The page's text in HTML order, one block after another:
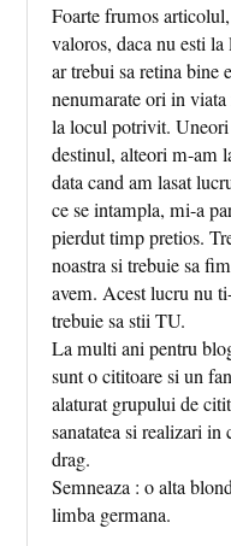
Foarte frumos
valoros, daca nu esti
ar trebui sa retina bine
nenumarate ori in
la locul potrivit.
destinul, alteori m-am
data cand am lasat
ce se intampla, mi-a
pierdut timp pretios.
noastra si trebuie sa
avem. Acest lucru nu
trebuie sa stii TU.
La multi ani pentru
sunt o cititoare si un
alaturat grupului de
sanatatea si realizari
drag.
Semneaza : o alta
limba germana.